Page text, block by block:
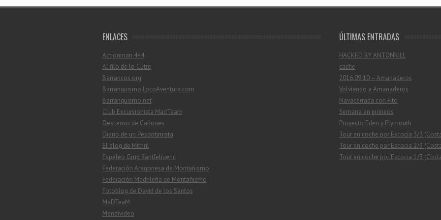
ENLACES
Actionman 4×4
Al filo de lo Cutre
Barrancos.org
Barranquismo.LocoAventura.com
Barranquismo.net
Club Excursionista MadTeam
Descenso de Cañones
Diario de un Pesoptimista
El blog de Mithril
Espeleo Grup Santfeliuenc
Federación Aragonesa de Montañismo
Federación Madrileña de Montañismo
Fotoblog de David de los Santos
MaDTeaM
Mendivideo
ÚLTIMAS ENTRADAS
HACKED BY ANTONKILL
cache
2016.09.10 – Amanaderos
Volviendo a Amanaderos
Navacerrada con Fito
Semana en pirineos
Proyecto Eden y Plymouth
Tour en coche por Escocia 3/3
Tour en coche por Escocia 2/3
Tour en coche por Escocia 1/3